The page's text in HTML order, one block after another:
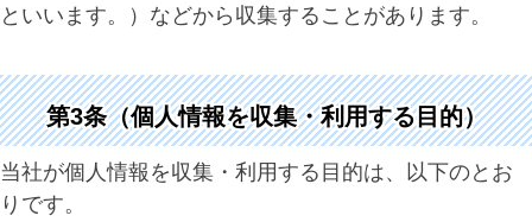
といいます。）などから収集することがあります。
第3条（個人情報を収集・利用する目的）
当社が個人情報を収集・利用する目的は、以下のとお
りです。